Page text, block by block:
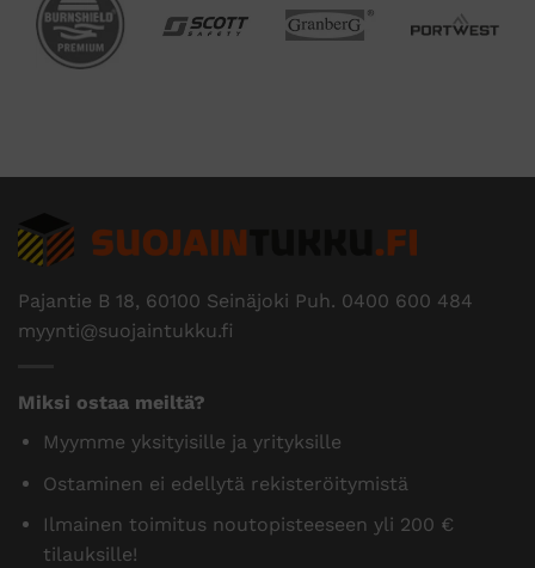
Pajantie B 18, 60100 Seinäjoki Puh. 0400 600 484
myynti@suojaintukku.fi
Miksi ostaa meiltä?
Myymme yksityisille ja yrityksille
Ostaminen ei edellytä rekisteröitymistä
Ilmainen toimitus noutopisteeseen yli 200 €
tilauksille!